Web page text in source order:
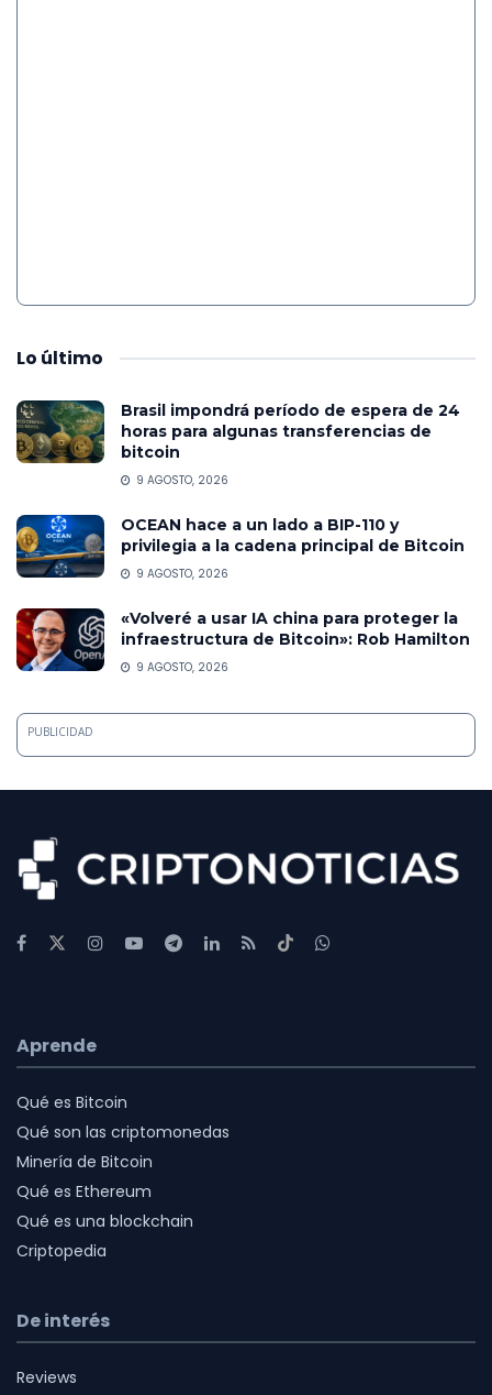
Lo último
Brasil impondrá período de espera de 24
horas para algunas transferencias de
bitcoin
9 AGOSTO, 2026
OCEAN hace a un lado a BIP-110 y
privilegia a la cadena principal de Bitcoin
9 AGOSTO, 2026
«Volveré a usar IA china para proteger la
infraestructura de Bitcoin»: Rob Hamilton
9 AGOSTO, 2026
PUBLICIDAD
Aprende
Qué es Bitcoin
Qué son las criptomonedas
Minería de Bitcoin
Qué es Ethereum
Qué es una blockchain
Criptopedia
De interés
Reviews